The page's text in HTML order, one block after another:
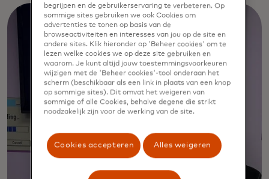
begrijpen en de gebruikerservaring te verbeteren. Op
sommige sites gebruiken we ook Cookies om
advertenties te tonen op basis van de
browseactiviteiten en interesses van jou op de site en
andere sites. Klik hieronder op 'Beheer cookies' om te
lezen welke cookies we op deze site gebruiken en
waarom. Je kunt altijd jouw toestemmingsvoorkeuren
wijzigen met de 'Beheer cookies'-tool onderaan het
scherm (beschikbaar als een link in plaats van een knop
op sommige sites). Dit omvat het weigeren van
sommige of alle Cookies, behalve degene die strikt
noodzakelijk zijn voor de werking van de site.
Cookies accepteren Alles weigeren